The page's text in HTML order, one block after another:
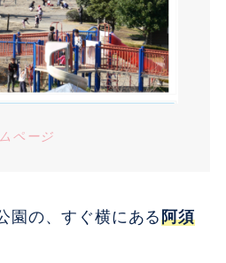
ページ
園の、すぐ横にある阿須